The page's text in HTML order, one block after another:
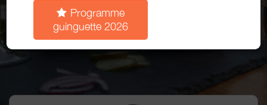
Programme
guinguette 2026